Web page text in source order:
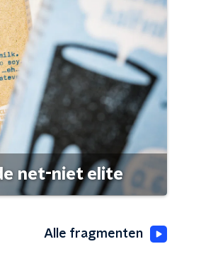
net-niet elite
Alle fragmenten